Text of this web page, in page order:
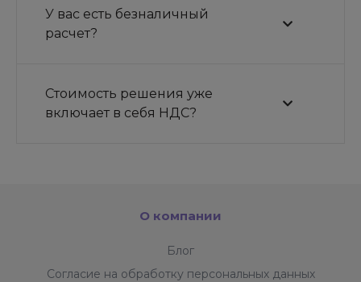
У вас есть безналичный
расчет?
Стоимость решения уже
включает в себя НДС?
О компании
Блог
Согласие на обработку персональных данных